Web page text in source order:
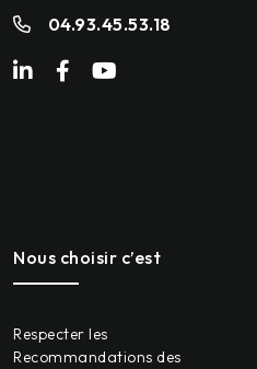
04.93.45.53.18
Nous choisir c’est
Respecter les
Recommandations des